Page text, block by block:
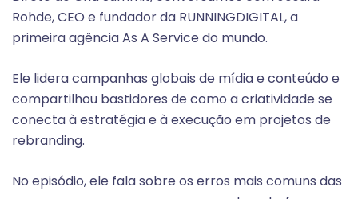
Rohde, CEO e fundador da RUNNINGDIGITAL, a
primeira agência As A Service do mundo.
Ele lidera campanhas globais de mídia e conteúdo e
compartilhou bastidores de como a criatividade se
conecta à estratégia e à execução em projetos de
rebranding.
No episódio, ele fala sobre os erros mais comuns das